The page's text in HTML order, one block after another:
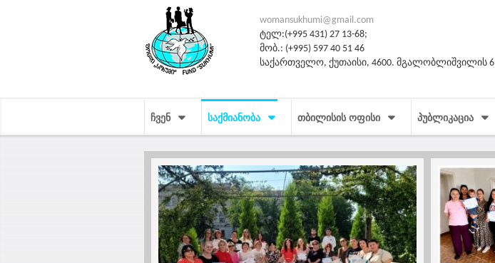
womansukhumi@gmail.com
ტელ:(+995 431) 27 13-68;
მობ.: (+995) 597 40 51 46
საქართველო, ქუთაისი, 4600. მგალობლიშვილის 6
ᲩᲕᲔᲜ ᲡᲐᲥᲛᲘᲐᲜᲝᲑᲐ ᲗᲑᲘᲚᲘᲡᲘᲡ ᲝᲤᲘᲡᲘ ᲞᲣᲑᲚᲘᲙᲐᲪᲘᲐ